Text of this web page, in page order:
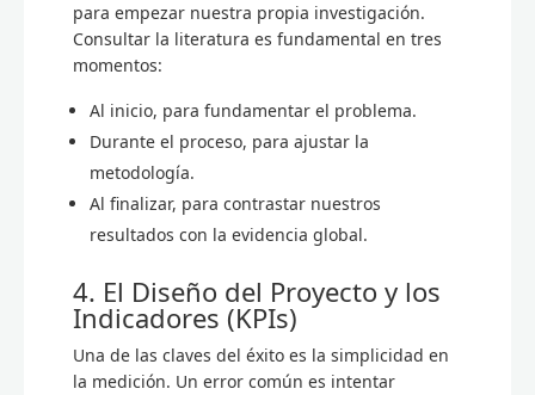
para empezar nuestra propia investigación.
Consultar la literatura es fundamental en tres
momentos:
Al inicio, para fundamentar el problema.
Durante el proceso, para ajustar la
metodología.
Al finalizar, para contrastar nuestros
resultados con la evidencia global.
4. El Diseño del Proyecto y los
Indicadores (KPIs)
Una de las claves del éxito es la simplicidad en
la medición. Un error común es intentar